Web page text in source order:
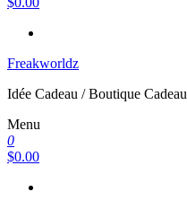
Freakworldz
Idée Cadeau / Boutique Cadeau
Menu
0
$0.00